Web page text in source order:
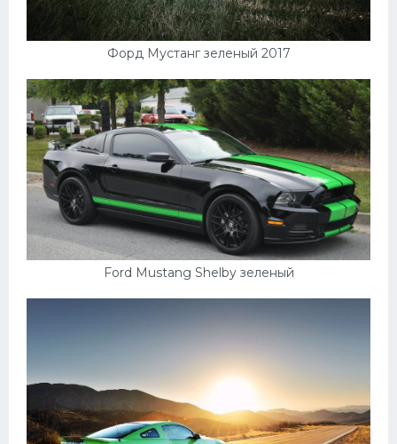
Форд Мустанг зеленый 2017
Ford Mustang Shelby зеленый